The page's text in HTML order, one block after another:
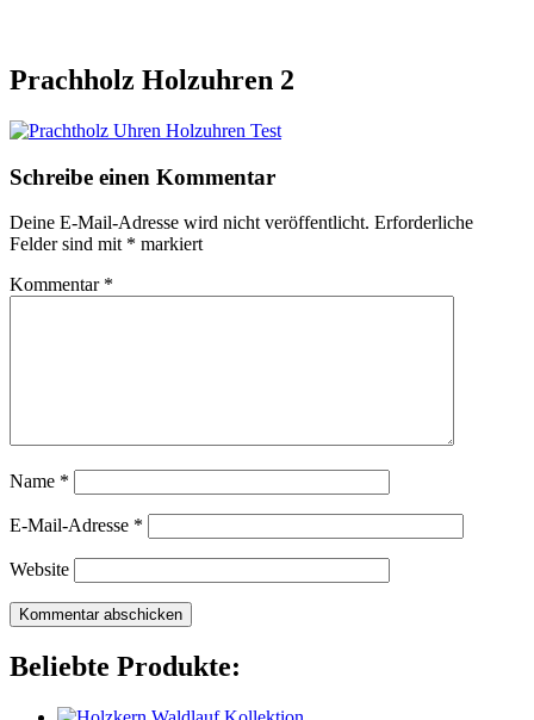
Prachholz Holzuhren 2
Schreibe einen Kommentar
Deine E-Mail-Adresse wird nicht veröffentlicht. Erforderliche
Felder sind mit * markiert
Kommentar *
Name *
E-Mail-Adresse *
Website
Beliebte Produkte: